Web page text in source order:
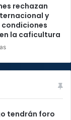
rechazan
y
la caficultura
tendrán foro